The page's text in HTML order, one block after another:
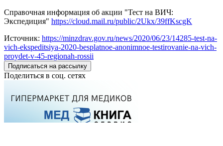
Справочная информация об акции "Тест на ВИЧ:
Экспедиция" https://cloud.mail.ru/public/2Ukx/39ffKscgK
Источник: https://minzdrav.gov.ru/news/2020/06/23/14285-test-na-
vich-ekspeditsiya-2020-besplatnoe-anonimnoe-testirovanie-na-vich-
proydet-v-45-regionah-rossii
Подписаться на рассылку
Поделиться в соц. сетях